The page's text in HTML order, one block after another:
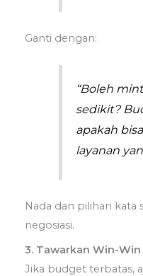
Ganti dengan:
“Boleh
sedikit?
apakah
layanan
Nada dan pilihan kata
negosiasi.
3. Tawarkan Win-
Jika budget terbatas,